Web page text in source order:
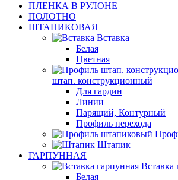
ПЛЕНКА В РУЛОНЕ
ПОЛОТНО
ШТАПИКОВАЯ
Вставка
Белая
Цветная
штап. конструкционный
Для гардин
Линии
Парящий, Контурный
Профиль перехода
Штапик
ГАРПУННАЯ
Вставка
Белая